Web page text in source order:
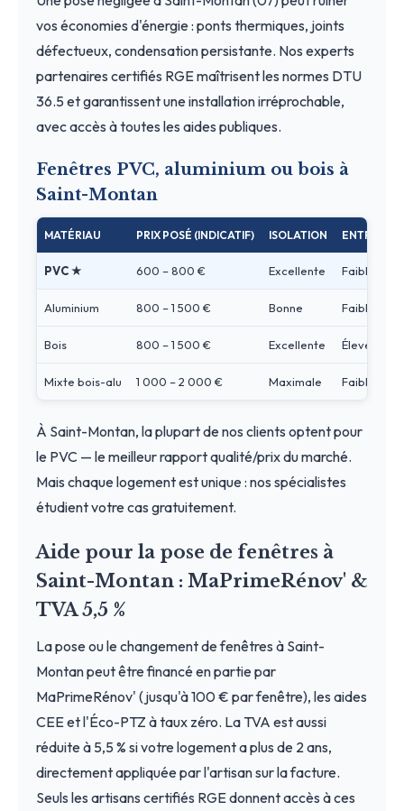
vos économies d'énergie : ponts thermiques, joints
défectueux, condensation persistante. Nos experts
partenaires certifiés RGE maîtrisent les normes DTU
36.5 et garantissent une installation irréprochable,
avec accès à toutes les aides publiques.
Fenêtres PVC, aluminium ou bois à
Saint-Montan
MATÉRIAU PRIX POSÉ (INDICATIF) ISOLATION ENTRETIEN
PVC ★ 600 – 800 € Excellente Faible
Aluminium 800 – 1 500 € Bonne Faible
Bois 800 – 1 500 € Excellente Élevé
Mixte bois-alu 1 000 – 2 000 € Maximale Faible
À Saint-Montan, la plupart de nos clients optent pour
le PVC — le meilleur rapport qualité/prix du marché.
Mais chaque logement est unique : nos spécialistes
étudient votre cas gratuitement.
Aide pour la pose de fenêtres à
Saint-Montan : MaPrimeRénov' &
TVA 5,5 %
La pose ou le changement de fenêtres à Saint-
Montan peut être financé en partie par
MaPrimeRénov' (jusqu'à 100 € par fenêtre), les aides
CEE et l'Éco-PTZ à taux zéro. La TVA est aussi
réduite à 5,5 % si votre logement a plus de 2 ans,
directement appliquée par l'artisan sur la facture.
Seuls les artisans certifiés RGE donnent accès à ces